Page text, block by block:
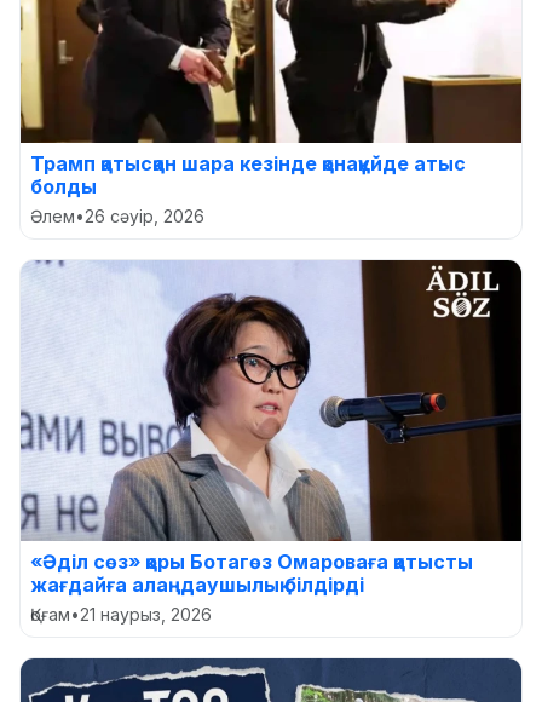
Трамп қатысқан шара кезінде қонақүйде атыс
болды
Әлем•26 сәуір, 2026
«Әділ сөз» қоры Ботагөз Омароваға қатысты
жағдайға алаңдаушылық білдірді
Қоғам•21 наурыз, 2026